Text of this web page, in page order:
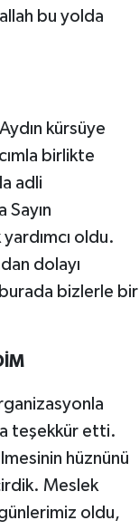
bu yolda
kürsüye
birlikte
adli
Sayın
oldu.
dolayı
bizlerle bir
teşekkür etti.
hüznünü
Meslek
oldu,